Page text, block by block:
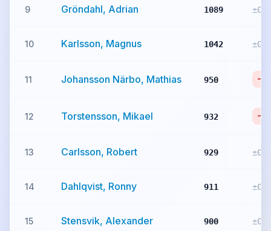
9 Gröndahl, Adrian 1089 ±0
10 Karlsson, Magnus 1042 ±0
11 Johansson Närbo, Mathias 950 -
12 Torstensson, Mikael 932 -15
13 Carlsson, Robert 929 ±0
14 Dahlqvist, Ronny 911 ±0
15 Stensvik, Alexander 900 ±0